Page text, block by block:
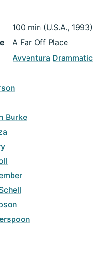
100 min (U.S.A., 1993)
A Far Off Place
Avventura
Burke